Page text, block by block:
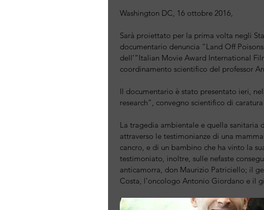
Washington DC, 16 ottobre 2016,
Sarà proiettato per la prima volta negli
documentario denuncia “Land Off
dell’“Italian Movie Award International
coordinamento scientifico del professor
Il documentario è stato presentato ieri,
research”, convegno scientifico di
La tragedia ambientale e quella sanitaria
attraverso le testimonianze di una
cancro, e di un bambino che ha vinto la
testimoniato, inoltre, sulle nefaste
anticamorra, don Maurizio Patriciello; il
Costa, l’oncologo Antonio Giordano e il